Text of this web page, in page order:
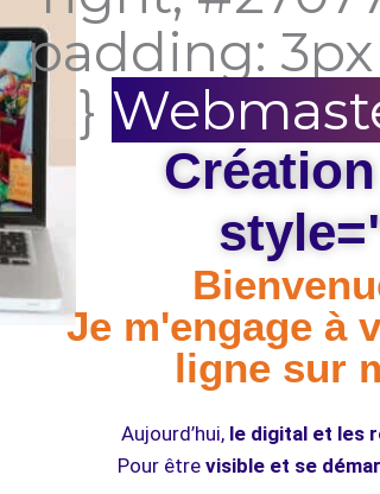
padding: 3px
}
Je m'engage à
ligne sur
Aujourd’hui, le digital et les
Pour êtrevisible et se